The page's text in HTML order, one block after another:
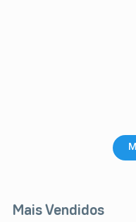
Mais Vendidos